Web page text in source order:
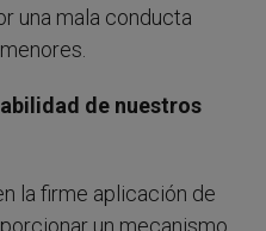
una mala conducta
de nuestros
la firme aplicación de
un mecanismo